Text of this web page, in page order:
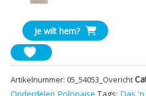
Je wilt hem?
Artikelnummer: 05_54053_Overicht